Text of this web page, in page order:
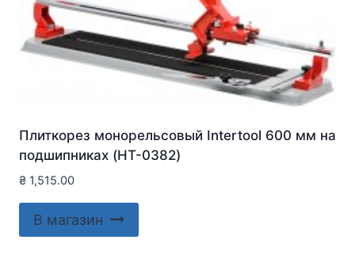
Плиткорез монорельсовый Intertool 600 мм на
подшипниках (HT-0382)
₴ 1,515.00
В магазин